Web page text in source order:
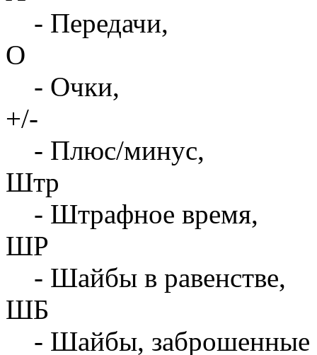
- Передачи,
О
- Очки,
+/-
- Плюс/минус,
Штр
- Штрафное время,
ШР
- Шайбы в равенстве,
ШБ
- Шайбы, заброшенные